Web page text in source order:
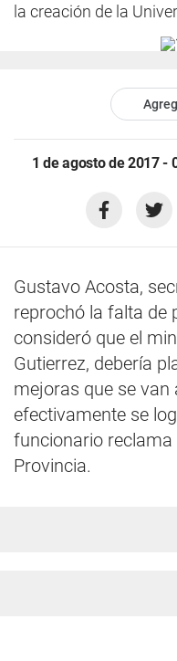
la creación de la
1 de agosto de 2017 -
Gustavo Acosta,
reprochó la falta de
consideró que el
Gutierrez, debería
mejoras que se van
efectivamente se
funcionario reclama
Provincia.